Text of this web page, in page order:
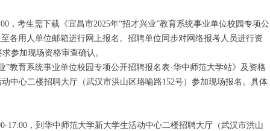
考生需下载《宜昌市2025年“招才兴业”教育系统事业单位校园专项公
各用人单位邮箱进行网上报名。招聘单位同步对网络报考人员进行资
参加现场资格审查确认。
育系统事业单位校园专项公开招聘报名表·华中师范大学站》及资格
中心二楼招聘大厅（武汉市洪山区珞喻路152号）参加现场报名。具体
，到华中师范大学新大学生活动中心二楼招聘大厅（武汉市洪山